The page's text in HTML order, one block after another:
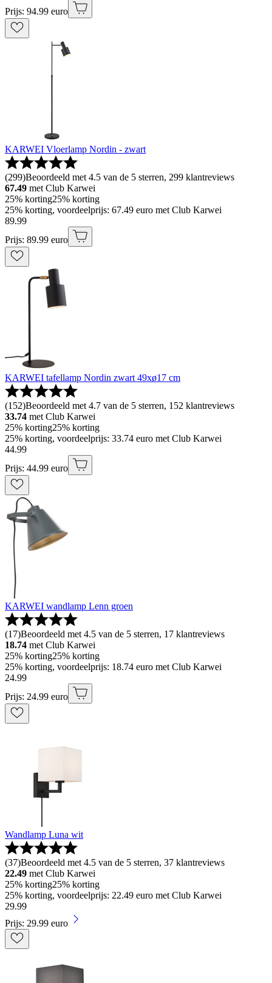
Prijs: 94.99 euro
KARWEI Vloerlamp Nordin - zwart
(299)Beoordeeld met 4.5 van de 5 sterren, 299 klantreviews
67.49 met Club Karwei
25% korting25% korting
25% korting, voordeelprijs: 67.49 euro met Club Karwei
89.99
Prijs: 89.99 euro
KARWEI tafellamp Nordin zwart 49xø17 cm
(152)Beoordeeld met 4.7 van de 5 sterren, 152 klantreviews
33.74 met Club Karwei
25% korting25% korting
25% korting, voordeelprijs: 33.74 euro met Club Karwei
44.99
Prijs: 44.99 euro
KARWEI wandlamp Lenn groen
(17)Beoordeeld met 4.5 van de 5 sterren, 17 klantreviews
18.74 met Club Karwei
25% korting25% korting
25% korting, voordeelprijs: 18.74 euro met Club Karwei
24.99
Prijs: 24.99 euro
Wandlamp Luna wit
(37)Beoordeeld met 4.5 van de 5 sterren, 37 klantreviews
22.49 met Club Karwei
25% korting25% korting
25% korting, voordeelprijs: 22.49 euro met Club Karwei
29.99
Prijs: 29.99 euro